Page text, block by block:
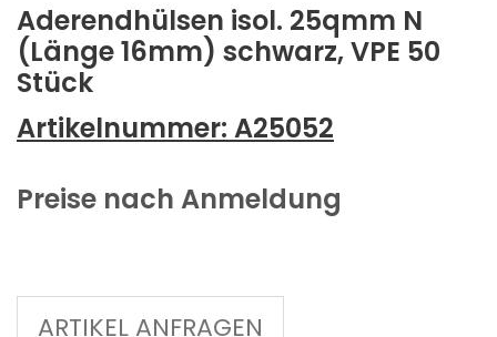
Aderendhülsen isol. 25qmm N
(Länge 16mm) schwarz, VPE 50
Stück
Artikelnummer: A25052
Preise nach Anmeldung
ARTIKEL ANFRAGEN